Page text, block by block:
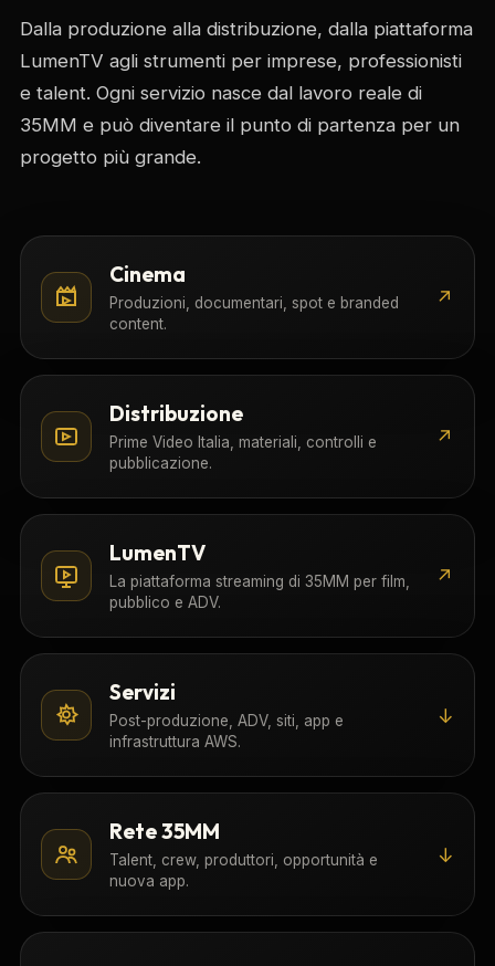
Dalla produzione alla distribuzione, dalla piattaforma
LumenTV agli strumenti per imprese, professionisti
e talent. Ogni servizio nasce dal lavoro reale di
35MM e può diventare il punto di partenza per un
progetto più grande.
Cinema
Produzioni, documentari, spot e branded
content.
↗
Distribuzione
Prime Video Italia, materiali, controlli e
pubblicazione.
↗
LumenTV
La piattaforma streaming di 35MM per film,
pubblico e ADV.
↗
Servizi
Post-produzione, ADV, siti, app e
infrastruttura AWS.
↓
Rete 35MM
Talent, crew, produttori, opportunità e
nuova app.
↓